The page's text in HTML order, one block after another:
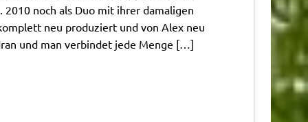
noch als Duo mit ihrer damaligen
neu produziert und von Alex neu
und man verbindet jede Menge […]